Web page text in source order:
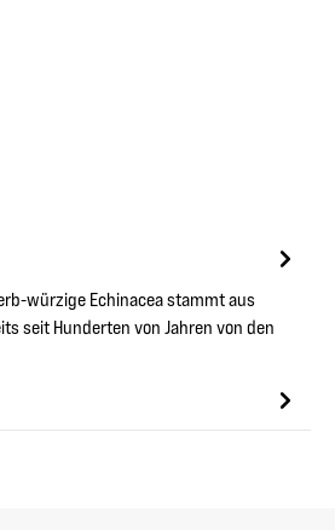
würzige Echinacea stammt aus
seit Hunderten von Jahren von den